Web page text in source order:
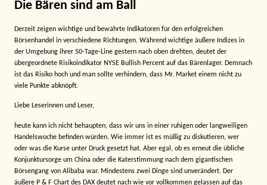
Die Bären sind am Ball
Derzeit zeigen wichtige und bewährte Indikatoren für den erfolgreichen
Börsenhandel in verschiedene Richtungen. Während wichtige äußere Indizes in
der Umgebung ihrer 50-Tage-Line gestern nach oben drehten, deutet der
übergeordnete Risikoindikator NYSE Bullish Percent auf das Bärenlager. Demnach
ist das Risiko hoch und man sollte verhindern, dass Mr. Market einem nicht zu
viele Punkte abknöpft.
Liebe Leserinnen und Leser,
heute kann ich nicht behaupten, dass wir uns in einer ruhigen oder langweiligen
Handelswoche befinden würden. Wie immer ist es müßig zu diskutieren, wer
oder was die Kurse unter Druck gesetzt hat. Aber egal, ob es erneut die übliche
Konjunktursorge um China oder die Katerstimmung nach dem gigantischen
Börsengang von Alibaba war. Mindestens zwei Dinge sind unverändert. Der
äußere P & F Chart des DAX deutet nach wie vor vollkommen gelassen auf das